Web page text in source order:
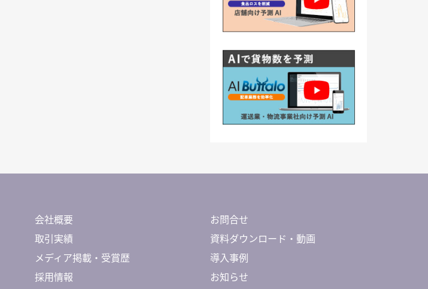
会社概要
取引実績
メディア掲載・受賞歴
採用情報
お問合せ
資料ダウンロード・動画
導入事例
お知らせ